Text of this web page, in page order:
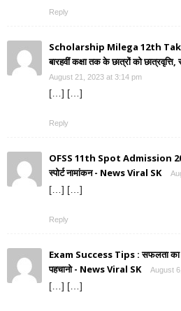
Reply
Scholarship Milega 12th Tak
बारहवीं कक्षा तक के छात्रों को
August 21, 2023 at 3:14 pm
[…] […]
Reply
OFSS 11th Spot Admission
स्पोर्ट नामांकन - News Viral SK
[…] […]
Reply
Exam Success Tips : सफलता का
पहचानो - News Viral SK
August
[…] […]